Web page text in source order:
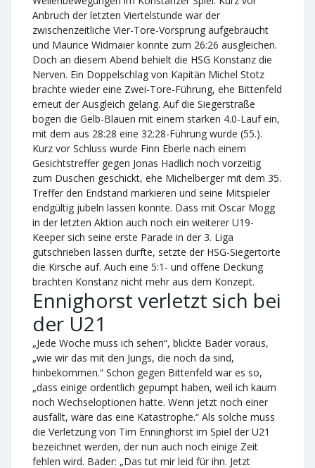
Anbruch der letzten Viertelstunde war der
zwischenzeitliche Vier-Tore-Vorsprung aufgebraucht
und Maurice Widmaier konnte zum 26:26 ausgleichen.
Doch an diesem Abend behielt die HSG Konstanz die
Nerven. Ein Doppelschlag von Kapitän Michel Stotz
brachte wieder eine Zwei-Tore-Führung, ehe Bittenfeld
erneut der Ausgleich gelang. Auf die Siegerstraße
bogen die Gelb-Blauen mit einem starken 4.0-Lauf ein,
mit dem aus 28:28 eine 32:28-Führung wurde (55.).
Kurz vor Schluss wurde Finn Eberle nach einem
Gesichtstreffer gegen Jonas Hadlich noch vorzeitig
zum Duschen geschickt, ehe Michelberger mit dem 35.
Treffer den Endstand markieren und seine Mitspieler
endgültig jubeln lassen konnte. Dass mit Oscar Mogg
in der letzten Aktion auch noch ein weiterer U19-
Keeper sich seine erste Parade in der 3. Liga
gutschrieben lassen durfte, setzte der HSG-Siegertorte
die Kirsche auf. Auch eine 5:1- und offene Deckung
brachten Konstanz nicht mehr aus dem Konzept.
Ennighorst verletzt sich bei
der U21
„Jede Woche muss ich sehen“, blickte Bader voraus,
„wie wir das mit den Jungs, die noch da sind,
hinbekommen.“ Schon gegen Bittenfeld war es so,
„dass einige ordentlich gepumpt haben, weil ich kaum
noch Wechseloptionen hatte. Wenn jetzt noch einer
ausfällt, wäre das eine Katastrophe.“ Als solche muss
die Verletzung von Tim Enninghorst im Spiel der U21
bezeichnet werden, der nun auch noch einige Zeit
fehlen wird. Bader: „Das tut mir leid für ihn. Jetzt